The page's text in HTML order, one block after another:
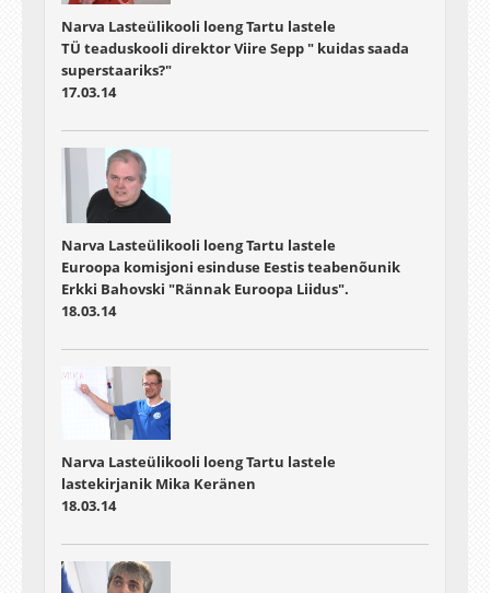
Narva Lasteülikooli loeng Tartu lastele
TÜ teaduskooli direktor Viire Sepp " kuidas saada
superstaariks?"
17.03.14
Narva Lasteülikooli loeng Tartu lastele
Euroopa komisjoni esinduse Eestis teabenõunik
Erkki Bahovski "Rännak Euroopa Liidus".
18.03.14
Narva Lasteülikooli loeng Tartu lastele
lastekirjanik Mika Keränen
18.03.14